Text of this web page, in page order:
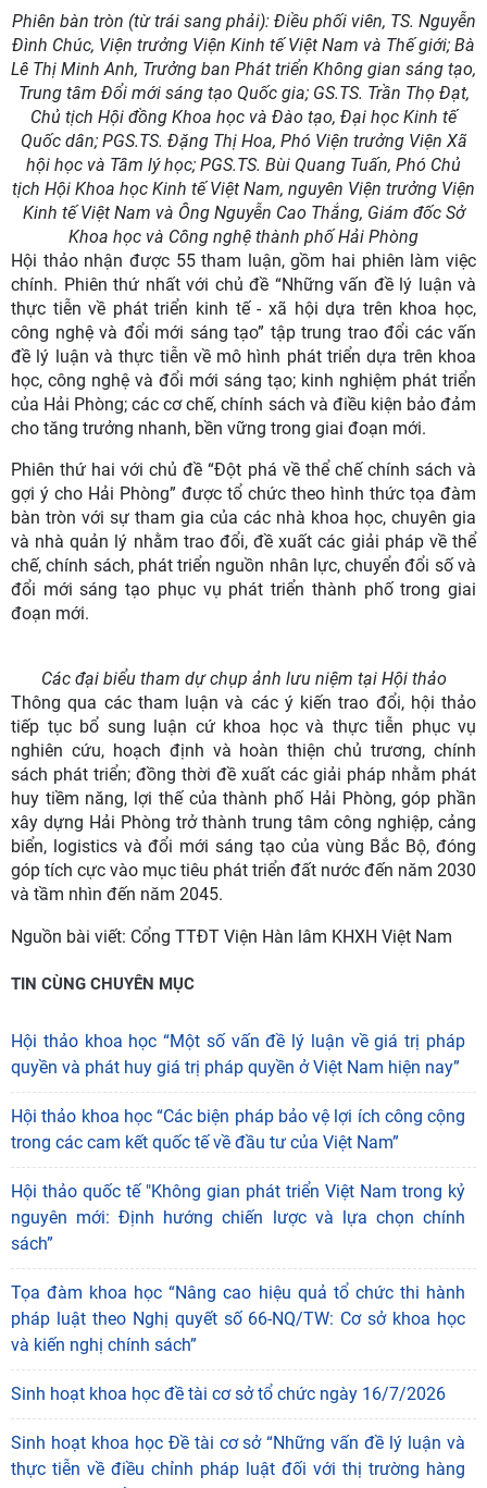
Phiên bàn tròn (từ trái sang phải): Điều phối viên, TS. Nguyễn
Đình Chúc, Viện trưởng Viện Kinh tế Việt Nam và Thế giới; Bà
Lê Thị Minh Anh, Trưởng ban Phát triển Không gian sáng tạo,
Trung tâm Đổi mới sáng tạo Quốc gia; GS.TS. Trần Thọ Đạt,
Chủ tịch Hội đồng Khoa học và Đào tạo, Đại học Kinh tế
Quốc dân; PGS.TS. Đặng Thị Hoa, Phó Viện trưởng Viện Xã
hội học và Tâm lý học; PGS.TS. Bùi Quang Tuấn, Phó Chủ
tịch Hội Khoa học Kinh tế Việt Nam, nguyên Viện trưởng Viện
Kinh tế Việt Nam và Ông Nguyễn Cao Thắng, Giám đốc Sở
Khoa học và Công nghệ thành phố Hải Phòng
Hội thảo nhận được 55 tham luận, gồm hai phiên làm việc
chính. Phiên thứ nhất với chủ đề “Những vấn đề lý luận và
thực tiễn về phát triển kinh tế - xã hội dựa trên khoa học,
công nghệ và đổi mới sáng tạo” tập trung trao đổi các vấn
đề lý luận và thực tiễn về mô hình phát triển dựa trên khoa
học, công nghệ và đổi mới sáng tạo; kinh nghiệm phát triển
của Hải Phòng; các cơ chế, chính sách và điều kiện bảo đảm
cho tăng trưởng nhanh, bền vững trong giai đoạn mới.
Phiên thứ hai với chủ đề “Đột phá về thể chế chính sách và
gợi ý cho Hải Phòng” được tổ chức theo hình thức tọa đàm
bàn tròn với sự tham gia của các nhà khoa học, chuyên gia
và nhà quản lý nhằm trao đổi, đề xuất các giải pháp về thể
chế, chính sách, phát triển nguồn nhân lực, chuyển đổi số và
đổi mới sáng tạo phục vụ phát triển thành phố trong giai
đoạn mới.
Các đại biểu tham dự chụp ảnh lưu niệm tại Hội thảo
tiếp tục bổ sung luận cứ khoa học và thực tiễn phục vụ
nghiên cứu, hoạch định và hoàn thiện chủ trương, chính
sách phát triển; đồng thời đề xuất các giải pháp nhằm phát
huy tiềm năng, lợi thế của thành phố Hải Phòng, góp phần
xây dựng Hải Phòng trở thành trung tâm công nghiệp, cảng
biển, logistics và đổi mới sáng tạo của vùng Bắc Bộ, đóng
góp tích cực vào mục tiêu phát triển đất nước đến năm 2030
và tầm nhìn đến năm 2045.
Nguồn bài viết:
TIN CÙNG CHUYÊN MỤC
Hội thảo khoa học “Một số vấn đề lý luận về giá trị pháp
quyền và phát huy giá trị pháp quyền ở Việt Nam hiện nay”
Hội thảo khoa học “Các biện pháp bảo vệ lợi ích công cộng
trong các cam kết quốc tế về đầu tư của Việt Nam”